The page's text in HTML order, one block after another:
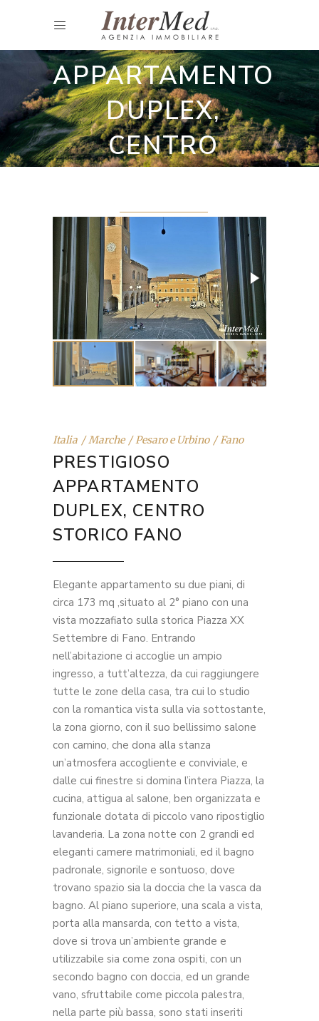
Appartamenti e Residence
PRESTIGIOSO
APPARTAMENTO
DUPLEX,
CENTRO
Italia Marche Pesaro e Urbino Fano
PRESTIGIOSO
APPARTAMENTO
DUPLEX, CENTRO
STORICO FANO
Elegante appartamento su due piani, di
circa 173 mq ,situato al 2° piano con una
vista mozzafiato sulla storica Piazza XX
Settembre di Fano. Entrando
nell’abitazione ci accoglie un ampio
ingresso, a tutt’altezza, da cui raggiungere
tutte le zone della casa, tra cui lo studio
con la romantica vista sulla via sottostante,
la zona giorno, con il suo bellissimo salone
con camino, che dona alla stanza
un’atmosfera accogliente e conviviale, e
dalle cui finestre si domina l’intera Piazza, la
cucina, attigua al salone, ben organizzata e
funzionale dotata di piccolo vano ripostiglio
lavanderia. La zona notte con 2 grandi ed
eleganti camere matrimoniali, ed il bagno
padronale, signorile e sontuoso, dove
trovano spazio sia la doccia che la vasca da
bagno. Al piano superiore, una scala a vista,
porta alla mansarda, con tetto a vista,
dove si trova un’ambiente grande e
utilizzabile sia come zona ospiti, con un
secondo bagno con doccia, ed un grande
vano, sfruttabile come piccola palestra,
nella parte più bassa, sono stati inseriti